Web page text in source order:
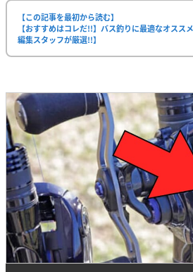
【この記事を最初から読む】
【おすすめはコレだ!!】バス釣りに最適なオスス
編集スタッフが厳選!!】